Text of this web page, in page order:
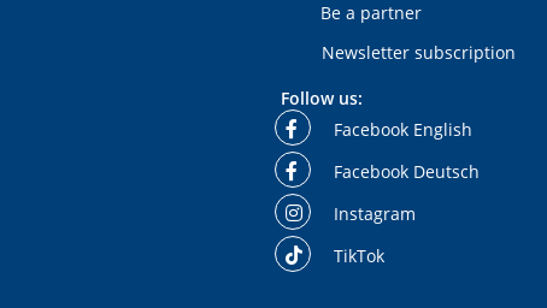
Be a partner
Newsletter subscription
Follow us:
Facebook English
Facebook Deutsch
Instagram
TikTok